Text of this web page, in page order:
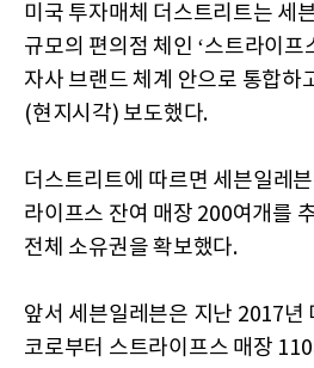
미국 투자매체 더스트리트는 세
규모의 편의점 체인 ‘스트라이
자사 브랜드 체계 안으로 통합하
(현지시각) 보도했다.
더스트리트에 따르면 세븐일레
라이프스 잔여 매장 200여개를
전체 소유권을 확보했다.
앞서 세븐일레븐은 지난 2017년
코로부터 스트라이프스 매장